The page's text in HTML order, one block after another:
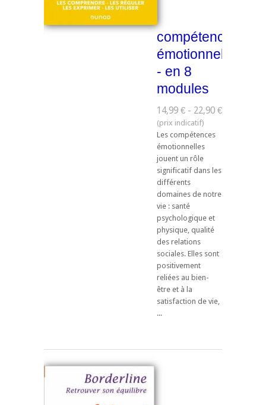
compétences
émotionnelles
- en 8
modules
14,99 € - 22,90 €
Les compétences
émotionnelles
jouent un rôle
significatif dans les
différents
domaines de notre
vie : santé
psychologique et
physique, qualité
des relations
sociales. Elles sont
positivement
reliées au bien-
être et à la
satisfaction de vie,
...